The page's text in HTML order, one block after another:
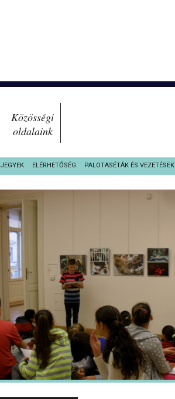
Közösségi
oldalaink
JEGYEK ELÉRHETŐSÉG PALOTASÉTÁK ÉS VEZETÉSEK